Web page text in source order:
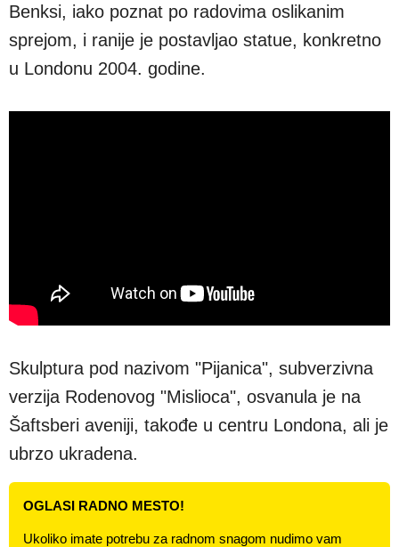
Benksi, iako poznat po radovima oslikanim
sprejom, i ranije je postavljao statue, konkretno
u Londonu 2004. godine.
Skulptura pod nazivom "Pijanica", subverzivna
verzija Rodenovog "Mislioca", osvanula je na
Šaftsberi aveniji, takođe u centru Londona, ali je
ubrzo ukradena.
OGLASI RADNO MESTO!
Ukoliko imate potrebu za radnom snagom nudimo vam